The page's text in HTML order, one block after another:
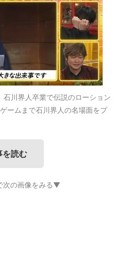
石川界人卒業で伝説のローション
ームまで石川界人の名場面をプ
を読む
次の画像をみる▼